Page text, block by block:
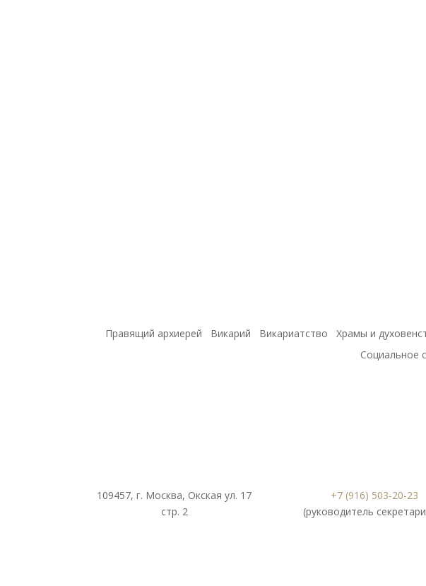
Правящий архиерей Викарий Викариатство Храмы и
Социальное
109457, г. Москва, Окская ул. 17
стр. 2
+7 (916) 503-20-23
(руководитель